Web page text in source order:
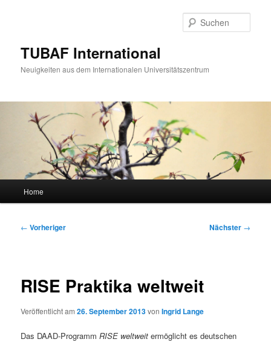
TUBAF International
Neuigkeiten aus dem Internationalen Universitätszentrum
Home
Beitragsnavigation
← Vorheriger Nächster →
RISE Praktika weltweit
Veröffentlicht am26. September 2013vonIngrid Lange
Das DAAD-Programm RISE weltweit ermöglicht es deutschen